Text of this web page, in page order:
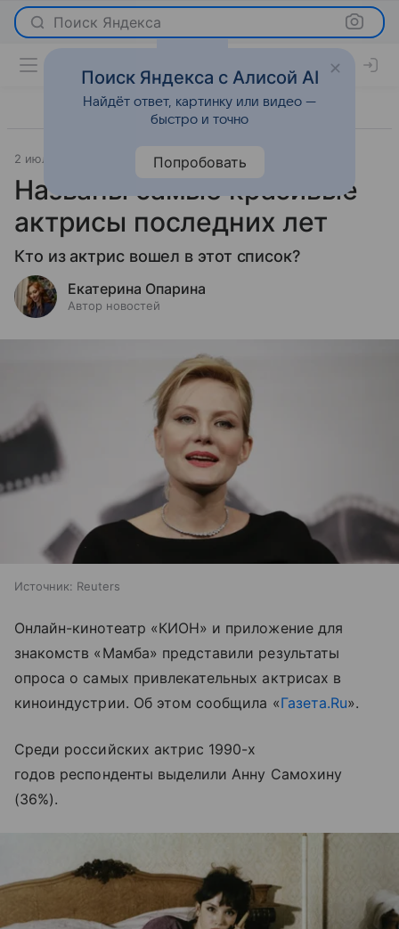
Поиск Яндекса
2 июля 2026 Светская жизнь
Названы самые красивые
актрисы последних лет
Кто из актрис вошел в этот список?
Екатерина Опарина
Автор новостей
Источник: Reuters
Онлайн-кинотеатр «КИОН» и приложение для
знакомств «Мамба» представили результаты
опроса о самых привлекательных актрисах в
киноиндустрии. Об этом сообщила «Газета.Ru».
Среди российских актрис 1990-х
годов респонденты выделили Анну Самохину
(36%).
Поиск Яндекса с Алисой AI
Найдёт ответ, картинку или видео —
быстро и точно
Попробовать